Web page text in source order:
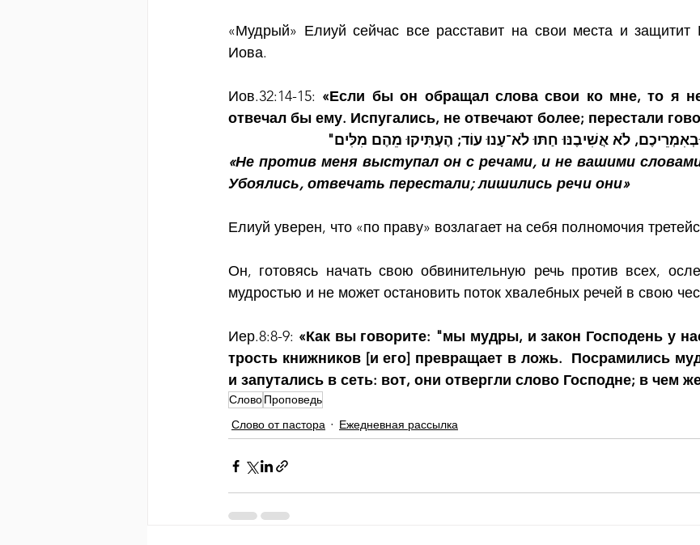
«Мудрый» Елиуй сейчас все расставит на свои места и защитит
Иова.
Иов.32:14-15: «Если бы он обращал слова свои ко мне, то я
отвечал бы ему. Испугались, не отвечают более; перестали
לֹא אֲשִׁיבֶנּוּ חַתּוּ לֹא־עָנוּ עוֹד; הֶעְתִּיקוּ מֵהֶם מִלִּים"
«Не против меня выступал он с речами, и не вашими
Убоялись, отвечать перестали; лишились речи они»
Елиуй уверен, что «по праву» возлагает на себя полномочия
Он, готовясь начать свою обвинительную речь против всех,
мудростью и не может остановить поток хвалебных речей в свою
Иер.8:8-9: «Как вы говорите: "мы мудры, и закон Господень у
трость книжников [и его] превращает в ложь.  Посрамились
и запутались в сеть: вот, они отвергли слово Господне; в чем
СловоПроповедь
Слово от пастора
Ежедневная рассылка